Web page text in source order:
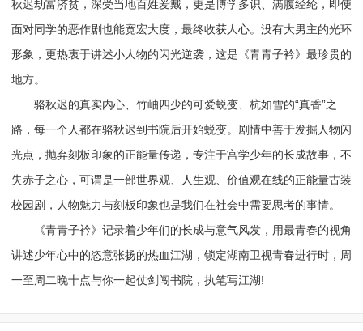
秋迟劫富济贫，深受当地百姓爱戴，更是博学多识、满腹经纶，即便
面对同学的恶作剧也能宽宏大度，最终收获人心。没有大男主的光环
形象，更热衷于讲述小人物的闪光逆袭，这是《青青子衿》最珍贵的
地方。
骆秋迟的真实内心、竹岫四少的可爱蜕变、杭如雪的“真香”之
路，每一个人都在骆秋迟到书院后开始蜕变。剧情中善于发掘人物闪
光点，抛弃刻板印象的正能量传递，专注于宫学少年的长成故事，不
失赤子之心，可谓是一部世界观、人生观、价值观在线的正能量古装
校园剧，人物魅力与刻板印象也是我们在社会中需要思考的事情。
《青青子衿》记录着少年们的长成与意气风发，用最青春的视角
讲述少年心中的恣意张扬的热血江湖，锁定湖南卫视青春进行时，周
一至周二晚十点与你一起仗剑闯书院，执笔写江湖!